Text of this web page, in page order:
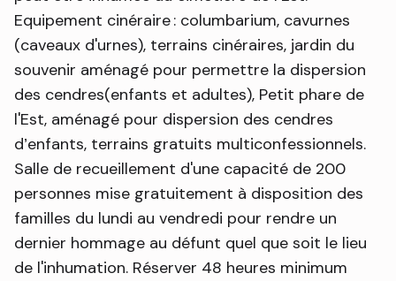
Equipement cinéraire : columbarium, cavurnes
(caveaux d'urnes), terrains cinéraires, jardin du
souvenir aménagé pour permettre la dispersion
des cendres(enfants et adultes), Petit phare de
l'Est, aménagé pour dispersion des cendres
d’enfants, terrains gratuits multiconfessionnels.
Salle de recueillement d'une capacité de 200
personnes mise gratuitement à disposition des
familles du lundi au vendredi pour rendre un
dernier hommage au défunt quel que soit le lieu
de l'inhumation. Réserver 48 heures minimum